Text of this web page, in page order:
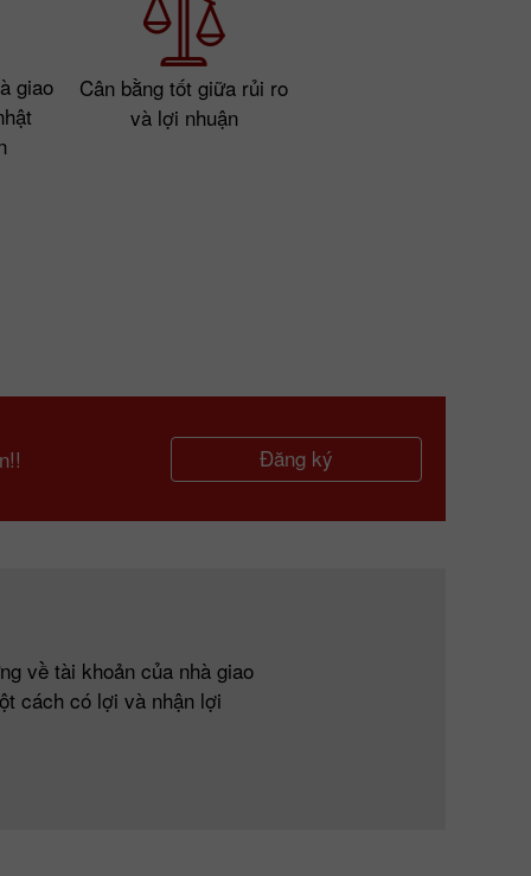
giao
Cân bằng tốt giữa rủi ro
và lợi nhuận
Đăng ký
về tài khoản của nhà giao
cách có lợi và nhận lợi